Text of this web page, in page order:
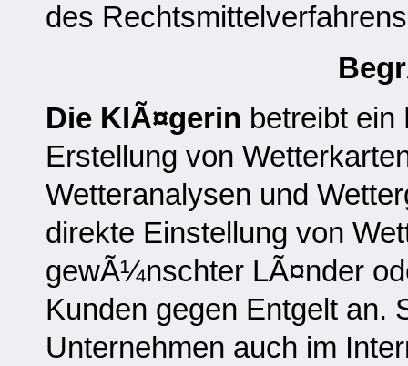
des
Die KlÃ¤gerin betreibt
Erstellung von
Wetteranalysen und
direkte Einstellung von
gewÃ¼nschter LÃ¤nder
Kunden gegen Entgelt an.
Unternehmen auch im